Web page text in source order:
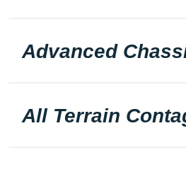
Advanced
All Terrain